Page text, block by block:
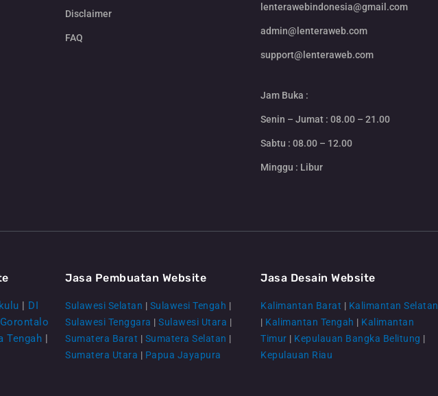
Disclaimer
FAQ
lenterawebindonesia@gmail.com
admin@lenteraweb.com
support@lenteraweb.com
Jam Buka :
Senin – Jumat : 08.00 – 21.00
Sabtu : 08.00 – 12.00
Minggu : Libur
| DI
Gorontalo
Tengah |
Jasa Pembuatan Website
Sulawesi Selatan | Sulawesi Tengah |
Sulawesi Tenggara | Sulawesi Utara |
Sumatera Barat | Sumatera Selatan |
Sumatera Utara | Papua Jayapura
Jasa Desain Website
Kalimantan Barat | Kalimantan Selatan
| Kalimantan Tengah | Kalimantan
Timur | Kepulauan Bangka Belitung |
Kepulauan Riau